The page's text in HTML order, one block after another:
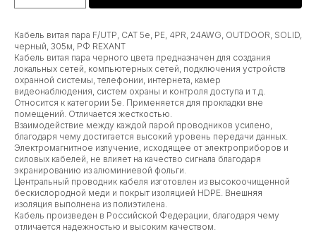
Кабель витая пара F/UTP, CAT 5e, PE, 4PR, 24AWG, OUTDOOR, SOLID,
черный, 305м, РФ REXANT
Кабель витая пара черного цвета предназначен для создания
локальных сетей, компьютерных сетей, подключения устройств
охранной системы, телефонии, интернета, камер
видеонаблюдения, систем охраны и контроля доступа и т.д.
Относится к категории 5е. Применяется для прокладки вне
помещений. Отличается жесткостью.
Взаимодействие между каждой парой проводников усилено,
благодаря чему достигается высокий уровень передачи данных.
Электромагнитное излучение, исходящее от электроприборов и
силовых кабелей, не влияет на качество сигнала благодаря
экранированию из алюминиевой фольги.
Центральный проводник кабеля изготовлен из высокоочищенной
бескислородной меди и покрыт изоляцией HDPE. Внешняя
изоляция выполнена из полиэтилена.
Кабель произведен в Российской Федерации, благодаря чему
отличается надежностью и высоким качеством.